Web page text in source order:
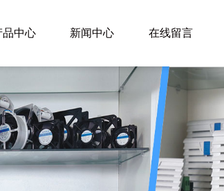
品中心 新闻中心 在线留言